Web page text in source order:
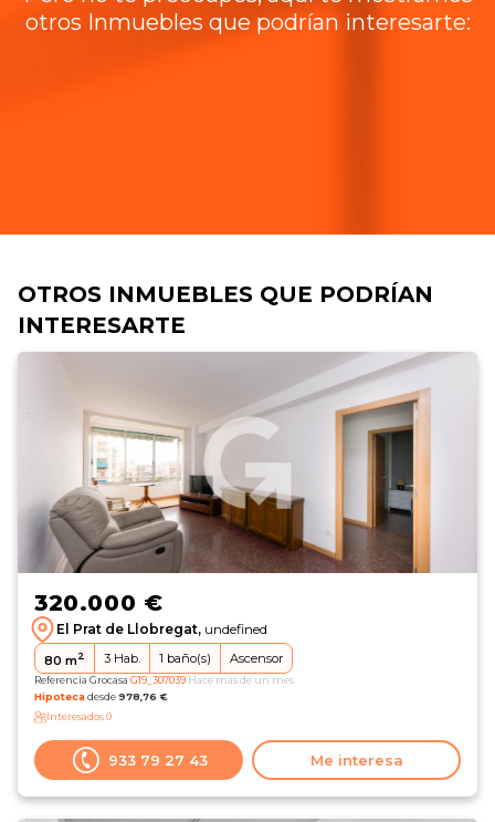
otros Inmuebles que podrían interesarte:
OTROS INMUEBLES QUE PODRÍAN
INTERESARTE
320.000 €
El Prat de Llobregat, undefined
80 m2 3 Hab. 1 baño(s) Ascensor
Referencia Grocasa G19_307039 Hace más de un mes
Hipotecadesde978,76 €
Interesados0
933 79 27 43 Me interesa